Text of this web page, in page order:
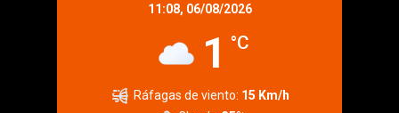
11:08, 06/08/2026
1 °C
Ráfagas de viento: 15 Km/h